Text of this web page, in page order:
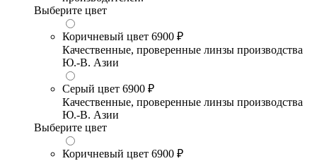
Выберите цвет
Коричневый цвет 6900 ₽
Качественные, проверенные линзы производства
Ю.-В. Азии
Серый цвет 6900 ₽
Качественные, проверенные линзы производства
Ю.-В. Азии
Выберите цвет
Коричневый цвет 6900 ₽